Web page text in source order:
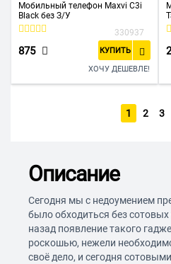
Мобильный телефон Maxvi C3i
Black без З/У
330937
875 КУПИТЬ
ХОЧУ ДЕШЕВЛЕ!
1 2 3
Описание
Сегодня мы с недоумением
было обходиться без
назад появление такого
роскошью, нежели
своё дело, и сегодня